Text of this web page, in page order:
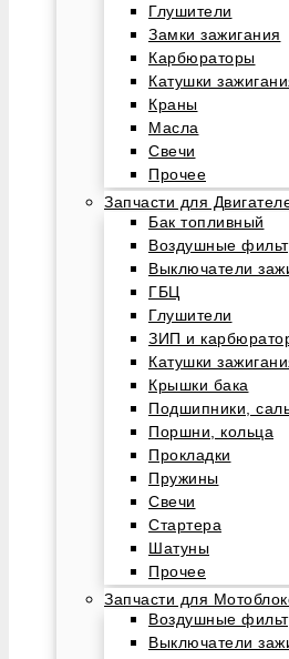
Глушители
Замки зажигания
Карбюраторы
Катушки
Краны
Масла
Свечи
Прочее
Запчасти для
Бак топливный
Воздушные
Выключатели
ГБЦ
Глушители
ЗИП и
Катушки
Крышки бака
Подшипники,
Поршни, кольца
Прокладки
Пружины
Свечи
Стартера
Шатуны
Прочее
Запчасти для
Воздушные
Выключатели